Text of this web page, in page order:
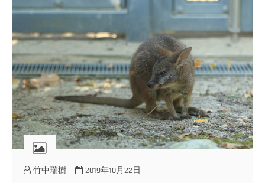
竹中瑞樹 2019年10月22日